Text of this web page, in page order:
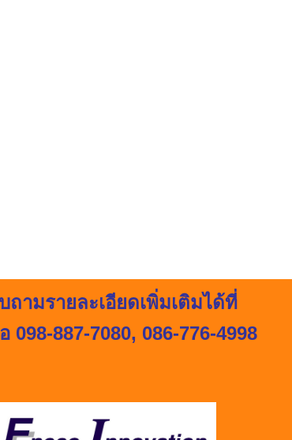
ถามรายละเอียดเพิ่มเติมได้ที่
098-887-7080, 086-776-4998